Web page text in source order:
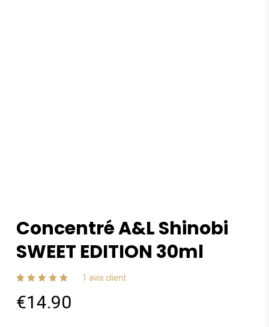
Concentré A&L Shinobi
SWEET EDITION 30ml
sur 5
basé sur
1 avis client
€14.90